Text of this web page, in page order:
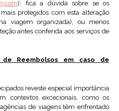
), fica a dúvida sobre se os
protegidos com esta alteração
viagem organizada), ou menos
antes conferida aos serviços de
Reembolsos em caso de
reveste especial importância
contextos excecionais, como os
de viagens têm enfrentado